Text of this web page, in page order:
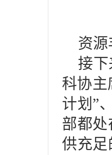
资
接
科协主
计划”
部都
供充